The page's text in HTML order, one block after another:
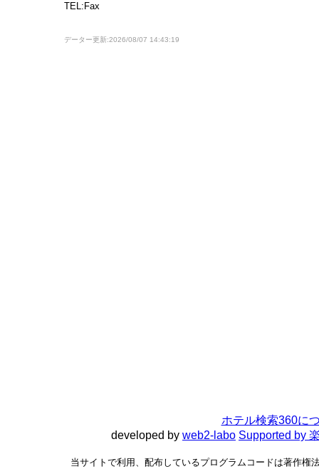
TEL:Fax
データー更新:2026/08/07 14:43:19
ホテル検索360に
developed by web2-labo Supported by
当サイトで利用、配布しているプログラムコードは著作